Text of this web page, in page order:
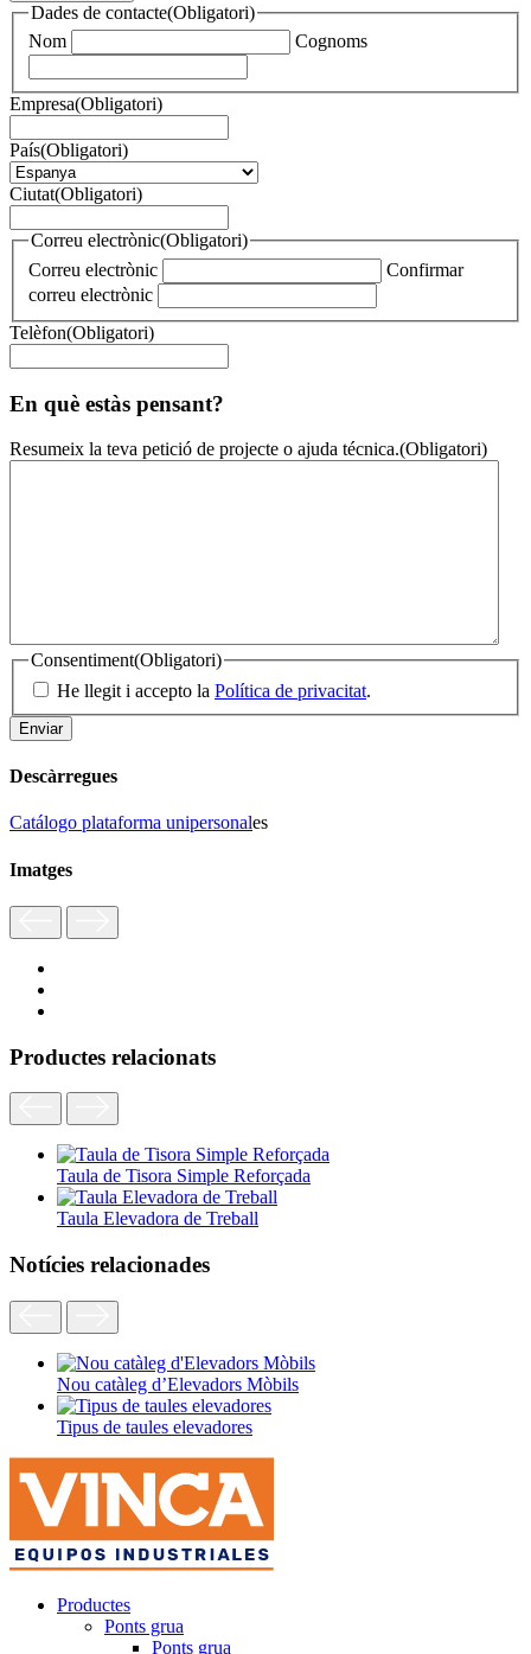
Dades de contacte(Obligatori)
Nom
Cognoms
Empresa(Obligatori)
País(Obligatori)
Ciutat(Obligatori)
Correu electrònic(Obligatori)
Correu electrònic
Confirmar
correu electrònic
Telèfon(Obligatori)
En què estàs pensant?
Resumeix la teva petició de projecte o ajuda técnica.(Obligatori)
Consentiment(Obligatori)
He llegit i accepto la Política de privacitat.
Descàrregues
Catálogo plataforma unipersonales
Imatges
Productes relacionats
Taula de Tisora Simple Reforçada
Taula Elevadora de Treball
Notícies relacionades
Nou catàleg d’Elevadors Mòbils
Tipus de taules elevadores
Productes
Ponts grua
Ponts grua